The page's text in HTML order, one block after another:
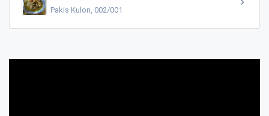
Pakis Kulon, 002/001